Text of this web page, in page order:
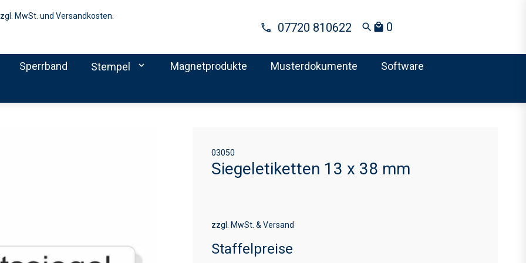
MwSt. und Versandkosten.
07720 810622 search local_mall 0
Sperrband Stempel expand_more Magnetprodukte Musterdokumente Software
Siegeletiketten 13 x 38 mm
zzgl. MwSt. & Versand
Staffelpreise
03050